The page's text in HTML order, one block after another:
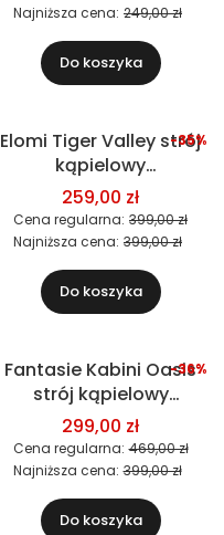
Najniższa cena: 249,00 zł
Do koszyka
Okazja
Elomi Tiger Valley strój
kąpielowy
jednoczęściowy
259,00 zł
Cena regularna: 399,00 zł
-35%
Najniższa cena: 399,00 zł
Do koszyka
Okazja
Fantasie Kabini Oasis
strój kąpielowy
jednoczęściowy
299,00 zł
Cena regularna: 469,00 zł
-36%
Najniższa cena: 399,00 zł
Do koszyka